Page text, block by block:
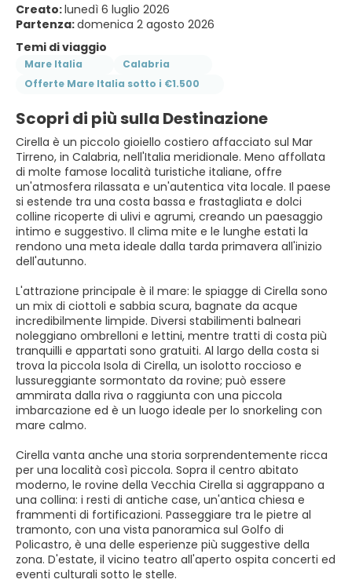
Creato:lunedì 6 luglio 2026
Partenza:domenica 2 agosto 2026
Temi di viaggio
Mare Italia
Calabria
Offerte Mare Italia sotto i €1.500
Scopri di più sulla Destinazione
Cirella è un piccolo gioiello costiero affacciato sul Mar
Tirreno, in Calabria, nell'Italia meridionale. Meno affollata
di molte famose località turistiche italiane, offre
un'atmosfera rilassata e un'autentica vita locale. Il paese
si estende tra una costa bassa e frastagliata e dolci
colline ricoperte di ulivi e agrumi, creando un paesaggio
intimo e suggestivo. Il clima mite e le lunghe estati la
rendono una meta ideale dalla tarda primavera all'inizio
dell'autunno.
L'attrazione principale è il mare: le spiagge di Cirella sono
un mix di ciottoli e sabbia scura, bagnate da acque
incredibilmente limpide. Diversi stabilimenti balneari
noleggiano ombrelloni e lettini, mentre tratti di costa più
tranquilli e appartati sono gratuiti. Al largo della costa si
trova la piccola Isola di Cirella, un isolotto roccioso e
lussureggiante sormontato da rovine; può essere
ammirata dalla riva o raggiunta con una piccola
imbarcazione ed è un luogo ideale per lo snorkeling con
mare calmo.
Cirella vanta anche una storia sorprendentemente ricca
per una località così piccola. Sopra il centro abitato
moderno, le rovine della Vecchia Cirella si aggrappano a
una collina: i resti di antiche case, un'antica chiesa e
frammenti di fortificazioni. Passeggiare tra le pietre al
tramonto, con una vista panoramica sul Golfo di
Policastro, è una delle esperienze più suggestive della
zona. D'estate, il vicino teatro all'aperto ospita concerti ed
eventi culturali sotto le stelle.